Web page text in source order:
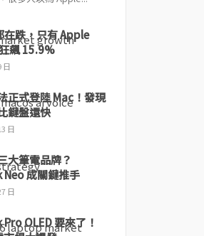
在跌，只有 Apple
飆 15.9%
日
正式登陸 Mac！發現
鍵盤還快
日
大筆電品牌？
成關鍵推手
日
OLED 要來了！